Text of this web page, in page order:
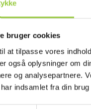
bruger cookies
at tilpasse vores
også oplysninger om
og analysepartnere.
indsamlet fra din